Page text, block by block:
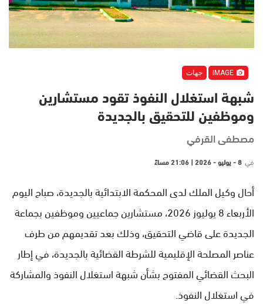
جهات
شبهة استغلال النفوذ تقود مستشارين
وموظفين للتحقيق بالجديدة
مصطفى القرفي
في 8 - يوليو - 2026 | 21:06 مساءً
أحال وكيل الملك لدى المحكمة الابتدائية بالجديدة، صباح اليوم
الأربعاء 8 يوليوز 2026، مستشارين جماعيين وموظفين بجماعة
الجديدة على قاضي التحقيق، وذلك بعد تقديمهم من طرف
عناصر المصلحة الإقليمية للشرطة القضائية بالجديدة، في إطار
البحث القضائي المفتوح بشأن شبهة استغلال النفوذ والمشاركة
في استغلال النفوذ.